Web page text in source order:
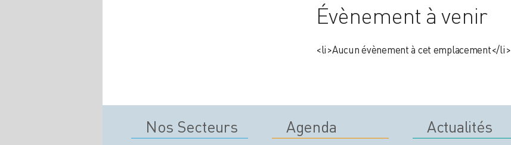
Évènement à venir
<li>Aucun évènement à cet emplacement</li>
Nos Secteurs Agenda Actualités